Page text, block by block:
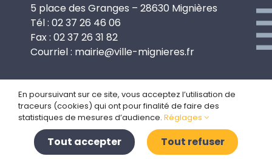
5 place des Granges – 28630 Mignières
Tél : 02 37 26 46 06
Fax : 02 37 26 31 82
Courriel : mairie@ville-mignieres.fr
Politique de confidentialité
Gestion des cookies
Plan du site
Mentions légales
En poursuivant sur ce site, vous acceptez l’utilisation de
traceurs (cookies) qui ont pour finalité de faire des
statistiques de mesures d’audience. Réglages
Tout accepter Tout refuser